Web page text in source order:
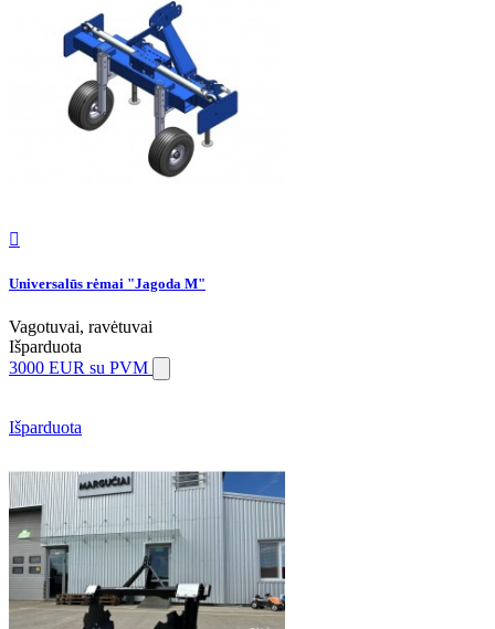

Universalūs rėmai "Jagoda M"
Vagotuvai, ravėtuvai
Išparduota
3000 EUR su PVM
Išparduota